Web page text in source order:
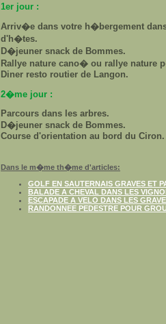
1er jour :
Arriv�e dans votre h�bergement
d'h�tes.
D�jeuner snack de Bommes.
Rallye nature cano� ou rallye nature
Diner resto routier de Langon.
2�me jour :
Parcours dans les arbres.
D�jeuner snack de Bommes.
Course d'orientation au bord du Ciron.
Dans le m�me th�me d'articles:
GOLF EN SAUTERNAIS GRAVES ET
BALADE A CHEVAL DANS LES
ESCAPADE A VELO DANS LES
RANDONNEE PEDESTRE POUR